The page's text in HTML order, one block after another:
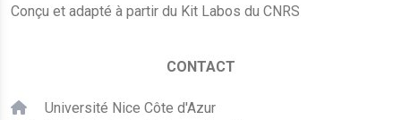
Conçu et adapté à partir du Kit Labos du CNRS
CONTACT
Université Nice Côte d'Azur